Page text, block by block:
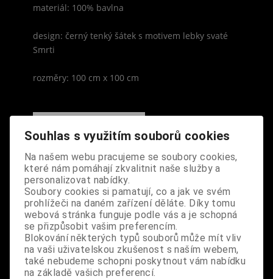
materiál: 100% bavlna
design: černý tenký šátek s motivem lebky svaté
Smrti
rozměry: 100 cm x 100 cm
S výrobkem se také prodává
Souhlas s využitím souborů cookies
Na našem webu pracujeme se soubory cookies,
které nám pomáhají zkvalitnit naše služby a
personalizovat nabídky.
Soubory cookies si pamatují, co a jak ve svém
prohlížeči na daném zařízení děláte. Díky tomu
webová stránka funguje podle vás a je schopná
se přizpůsobit vašim preferencím.
Blokování některých typů souborů může mít vliv
na vaši uživatelskou zkušenost s naším webem,
také nebudeme schopni poskytnout vám nabídku
na základě vašich preferencí.